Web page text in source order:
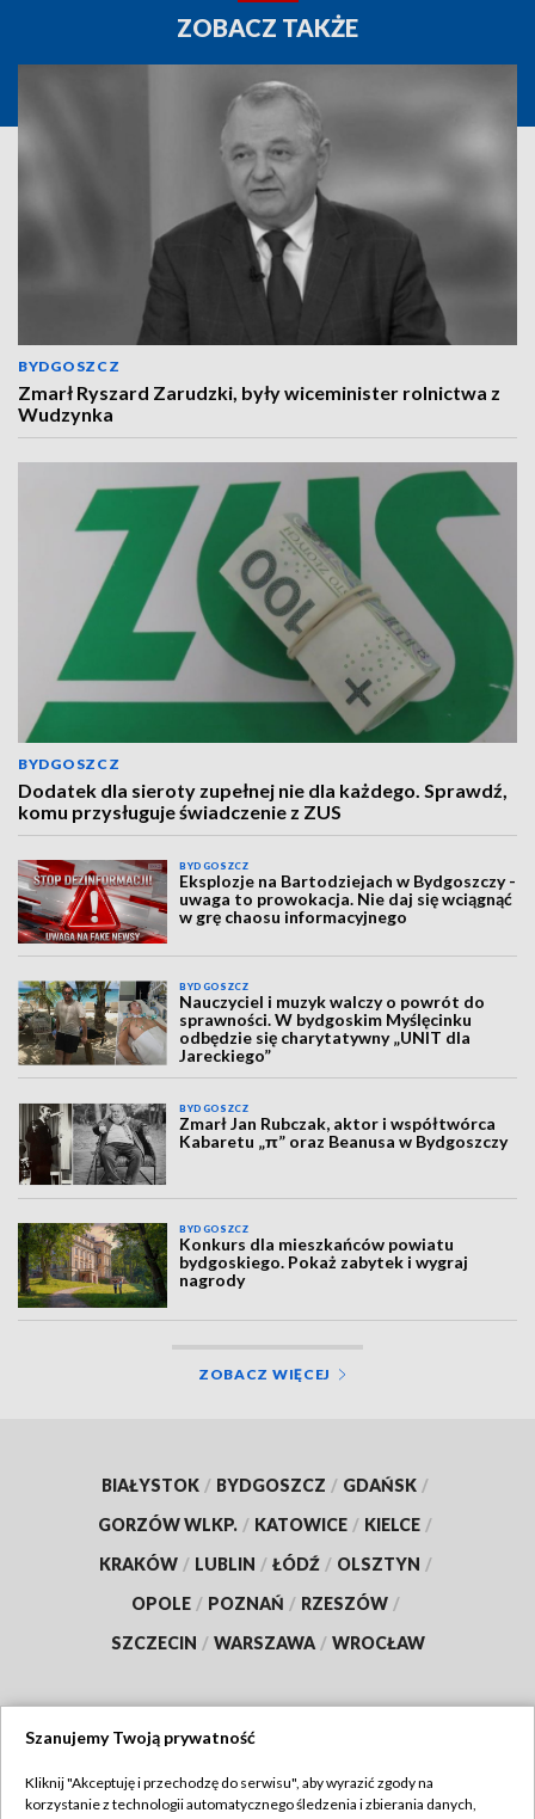
ZOBACZ TAKŻE
BYDGOSZCZ
Zmarł Ryszard Zarudzki, były wiceminister rolnictwa z
Wudzynka
BYDGOSZCZ
Dodatek dla sieroty zupełnej nie dla każdego. Sprawdź,
komu przysługuje świadczenie z ZUS
BYDGOSZCZ
Eksplozje na Bartodziejach w Bydgoszczy -
uwaga to prowokacja. Nie daj się wciągnąć
w grę chaosu informacyjnego
BYDGOSZCZ
Nauczyciel i muzyk walczy o powrót do
sprawności. W bydgoskim Myślęcinku
odbędzie się charytatywny „UNIT dla
Jareckiego”
BYDGOSZCZ
Zmarł Jan Rubczak, aktor i współtwórca
Kabaretu „π” oraz Beanusa w Bydgoszczy
BYDGOSZCZ
Konkurs dla mieszkańców powiatu
bydgoskiego. Pokaż zabytek i wygraj
nagrody
ZOBACZ WIĘCEJ
BIAŁYSTOK / BYDGOSZCZ / GDAŃSK /
GORZÓW WLKP. / KATOWICE / KIELCE /
KRAKÓW / LUBLIN / ŁÓDŹ / OLSZTYN /
OPOLE / POZNAŃ / RZESZÓW /
SZCZECIN / WARSZAWA / WROCŁAW
TVP
Szanujemy Twoją prywatność
Kliknij "Akceptuję i przechodzę do serwisu", aby wyrazić zgody na
korzystanie z technologii automatycznego śledzenia i zbierania danych,